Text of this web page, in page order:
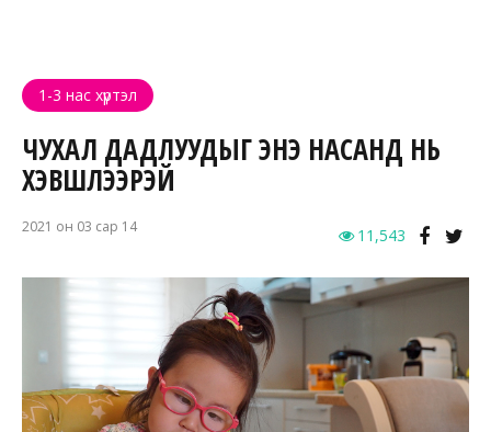
1-3 нас хүртэл
ЧУХАЛ ДАДЛУУДЫГ ЭНЭ НАСАНД НЬ
ХЭВШҮҮЛЭЭРЭЙ
2021 он 03 сар 14 11,543